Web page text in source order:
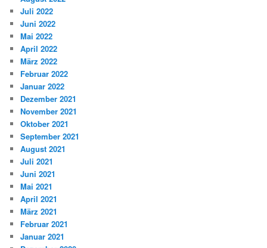
Juli 2022
Juni 2022
Mai 2022
April 2022
März 2022
Februar 2022
Januar 2022
Dezember 2021
November 2021
Oktober 2021
September 2021
August 2021
Juli 2021
Juni 2021
Mai 2021
April 2021
März 2021
Februar 2021
Januar 2021